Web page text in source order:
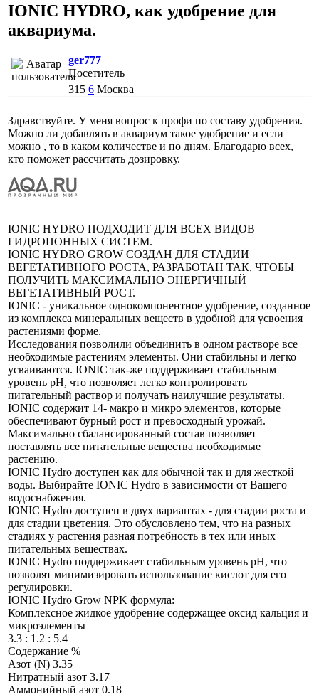
IONIC HYDRO, как удобрение для
аквариума.
ger777
Посетитель
315 6 Москва
Здравствуйте. У меня вопрос к профи по составу удобрения.
Можно ли добавлять в аквариум такое удобрение и если
можно , то в каком количестве и по дням. Благодарю всех,
кто поможет рассчитать дозировку.
IONIC HYDRO ПОДХОДИТ ДЛЯ ВСЕХ ВИДОВ
ГИДРОПОННЫХ СИСТЕМ.
IONIC HYDRO GROW СОЗДАН ДЛЯ СТАДИИ
ВЕГЕТАТИВНОГО РОСТА, РАЗРАБОТАН ТАК, ЧТОБЫ
ПОЛУЧИТЬ МАКСИМАЛЬНО ЭНЕРГИЧНЫЙ
ВЕГЕТАТИВНЫЙ РОСТ.
IONIC - уникальное однокомпонентное удобрение, созданное
из комплекса минеральных веществ в удобной для усвоения
растениями форме.
Исследования позволили объединить в одном растворе все
необходимые растениям элементы. Они стабильны и легко
усваиваются. IONIC так-же поддерживает стабильным
уровень pH, что позволяет легко контролировать
питательный раствор и получать наилучшие результаты.
IONIC содержит 14- макро и микро элементов, которые
обеспечивают бурный рост и превосходный урожай.
Максимально сбалансированный состав позволяет
поставлять все питательные вещества необходимые
растению.
IONIC Hydro доступен как для обычной так и для жесткой
воды. Выбирайте IONIC Hydro в зависимости от Вашего
водоснабжения.
IONIC Hydro доступен в двух вариантах - для стадии роста и
для стадии цветения. Это обусловлено тем, что на разных
стадиях у растения разная потребность в тех или иных
питательных веществах.
IONIC Hydro поддерживает стабильным уровень pH, что
позволят минимизировать использование кислот для его
регулировки.
IONIC Hydro Grow NPK формула:
Комплексное жидкое удобрение содержащее оксид кальция и
микроэлементы
3.3 : 1.2 : 5.4
Содержание %
Азот (N) 3.35
Нитратный азот 3.17
Аммонийный азот 0.18